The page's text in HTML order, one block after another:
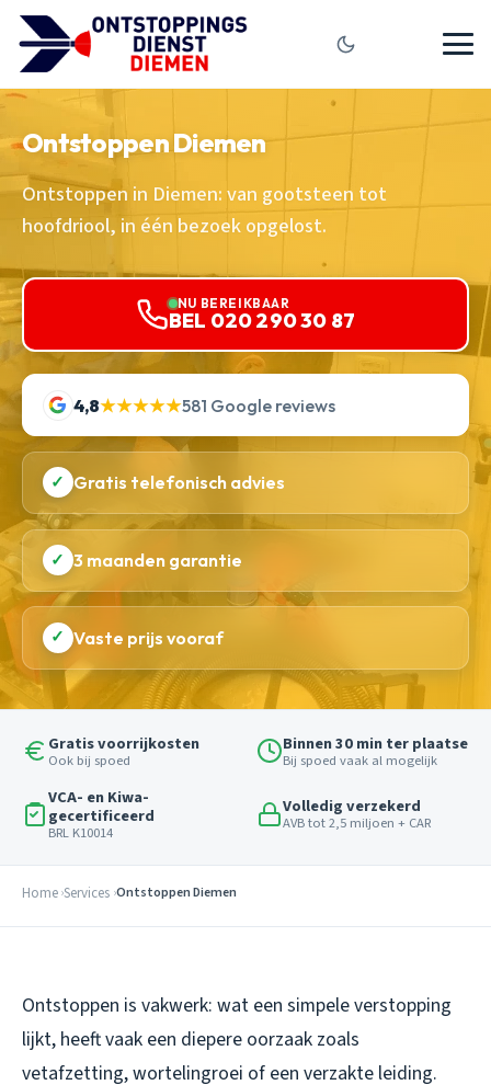
Ontstoppen Diemen
Ontstoppen in Diemen: van gootsteen tot
hoofdriool, in één bezoek opgelost.
NU BEREIKBAAR
BEL 020 290 30 87
4,8★★★★★581 Google reviews
✓ Gratis telefonisch advies
✓ 3 maanden garantie
✓ Vaste prijs vooraf
Gratis voorrijkosten
Ook bij spoed
Binnen 30 min ter plaatse
Bij spoed vaak al mogelijk
VCA- en Kiwa-
gecertificeerd
BRL K10014
Volledig verzekerd
AVB tot 2,5 miljoen + CAR
Home Services Ontstoppen Diemen
Ontstoppen is vakwerk: wat een simpele verstopping
lijkt, heeft vaak een diepere oorzaak zoals
vetafzetting, wortelingroei of een verzakte leiding.